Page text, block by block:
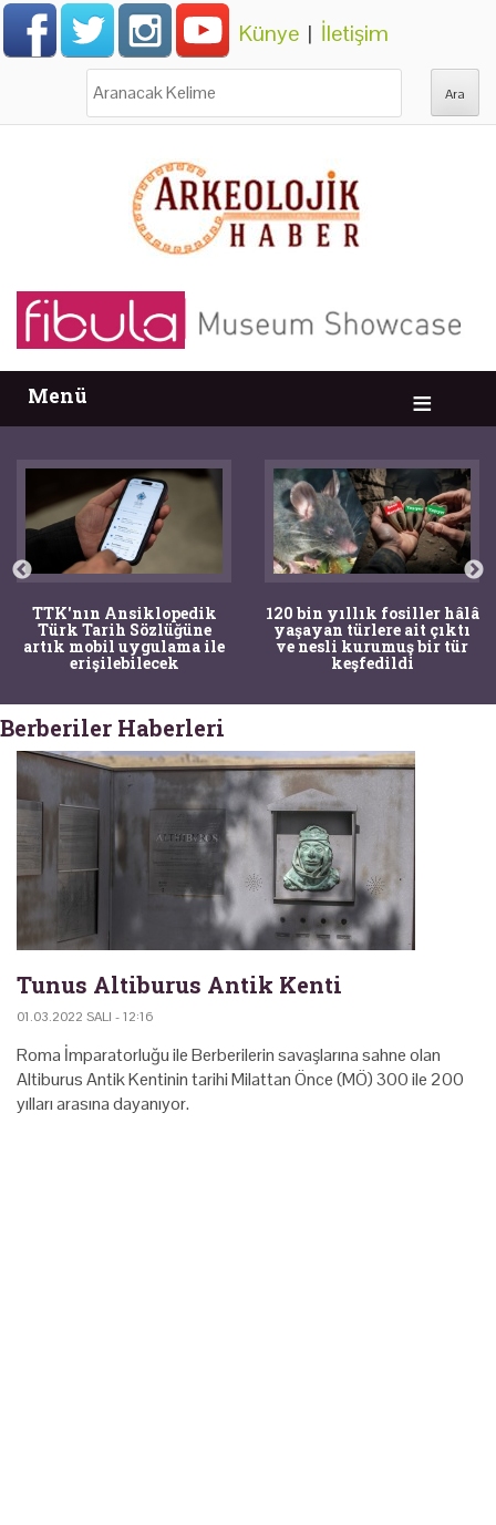
Künye | İletişim
Menü
TTK'nın Ansiklopedik
Türk Tarih Sözlüğüne
artık mobil uygulama ile
erişilebilecek
120 bin yıllık fosiller hâlâ
yaşayan türlere ait çıktı
ve nesli kurumuş bir tür
keşfedildi
Berberiler Haberleri
Tunus Altiburus Antik Kenti
01.03.2022 SALI - 12:16
Roma İmparatorluğu ile Berberilerin savaşlarına sahne olan
Altiburus Antik Kentinin tarihi Milattan Önce (MÖ) 300 ile 200
yılları arasına dayanıyor.